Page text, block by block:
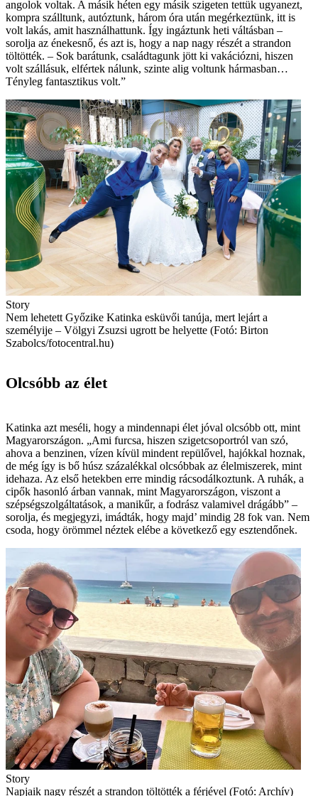
angolok voltak. A másik héten egy másik szigeten tettük ugyanezt,
kompra szálltunk, autóztunk, három óra után megérkeztünk, itt is
volt lakás, amit használhattunk. Így ingáztunk heti váltásban –
sorolja az énekesnő, és azt is, hogy a nap nagy részét a strandon
töltötték. – Sok barátunk, családtagunk jött ki vakációzni, hiszen
volt szállásuk, elfértek nálunk, szinte alig voltunk hármasban…
Tényleg fantasztikus volt.”
Story
Nem lehetett Győzike Katinka esküvői tanúja, mert lejárt a
személyije – Völgyi Zsuzsi ugrott be helyette (Fotó: Birton
Szabolcs/fotocentral.hu)
Olcsóbb az élet
Katinka azt meséli, hogy a mindennapi élet jóval olcsóbb ott, mint
Magyarországon. „Ami furcsa, hiszen szigetcsoportról van szó,
ahova a benzinen, vízen kívül mindent repülővel, hajókkal hoznak,
de még így is bő húsz százalékkal olcsóbbak az élelmiszerek, mint
idehaza. Az első hetekben erre mindig rácsodálkoztunk. A ruhák, a
cipők hasonló árban vannak, mint Magyarországon, viszont a
szépségszolgáltatások, a manikűr, a fodrász valamivel drágább” –
sorolja, és megjegyzi, imádták, hogy majd’ mindig 28 fok van. Nem
csoda, hogy örömmel néztek elébe a következő egy esztendőnek.
Story
Napjaik nagy részét a strandon töltötték a férjével (Fotó: Archív)